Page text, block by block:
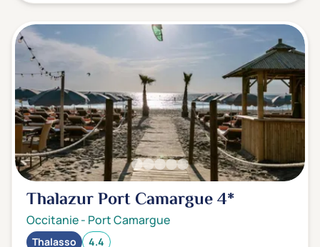
Thalazur Port Camargue4*
Occitanie- Port Camargue
Thalasso 4.4